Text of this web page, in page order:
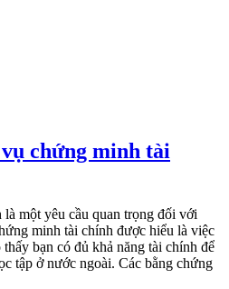
chứng minh tài
một yêu cầu quan trọng đối với
minh tài chính được hiểu là việc
bạn có đủ khả năng tài chính để
tập ở nước ngoài. Các bằng chứng